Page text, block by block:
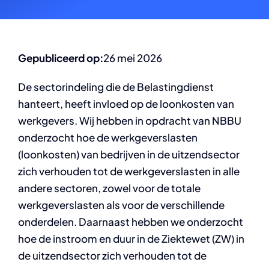
Gepubliceerd op:26 mei 2026
De sectorindeling die de Belastingdienst
hanteert, heeft invloed op de loonkosten van
werkgevers. Wij hebben in opdracht van NBBU
onderzocht hoe de werkgeverslasten
(loonkosten) van bedrijven in de uitzendsector
zich verhouden tot de werkgeverslasten in alle
andere sectoren, zowel voor de totale
werkgeverslasten als voor de verschillende
onderdelen. Daarnaast hebben we onderzocht
hoe de instroom en duur in de Ziektewet (ZW) in
de uitzendsector zich verhouden tot de